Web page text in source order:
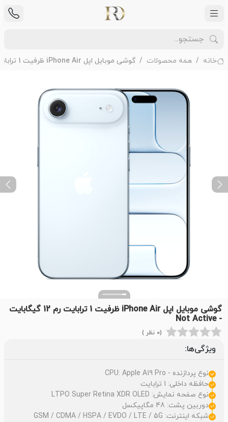
خانه همه محصولات گوشی موبایل اپل iPhone Air ظرفیت 1 ترابایت رم 12 گیگابایت - Not Active
Previous
گوشی موبایل اپل iPhone Air ظرفیت 1 ترابایت رم 12 گیگابایت
- Not Active
(0 نظر )
ویژگی‌ها:
نوع پردازنده - CPU: Apple A19 Pro
حافظه داخلی: 1 ترابایت
نوع صفحه نمایش: LTPO Super Retina XDR OLED
دوربین پشت: 48 مگاپیکسل
شبکه اینترنت: GSM / CDMA / HSPA / EVDO / LTE / 5G